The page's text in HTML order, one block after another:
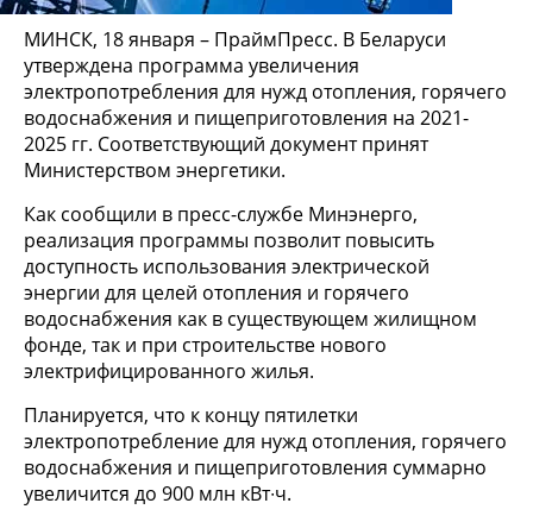
МИНСК, 18 января – ПраймПресс. В Беларуси
утверждена программа увеличения
электропотребления для нужд отопления, горячего
водоснабжения и пищеприготовления на 2021-
2025 гг. Соответствующий документ принят
Министерством энергетики.
Как сообщили в пресс-службе Минэнерго,
реализация программы позволит повысить
доступность использования электрической
энергии для целей отопления и горячего
водоснабжения как в существующем жилищном
фонде, так и при строительстве нового
электрифицированного жилья.
Планируется, что к концу пятилетки
электропотребление для нужд отопления, горячего
водоснабжения и пищеприготовления суммарно
увеличится до 900 млн кВт∙ч.